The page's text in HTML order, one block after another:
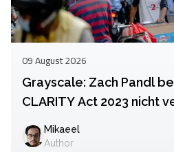
09 August 2026
Grayscale: Zach Pandl
CLARITY Act 2023 nicht
Mikaeel
Author